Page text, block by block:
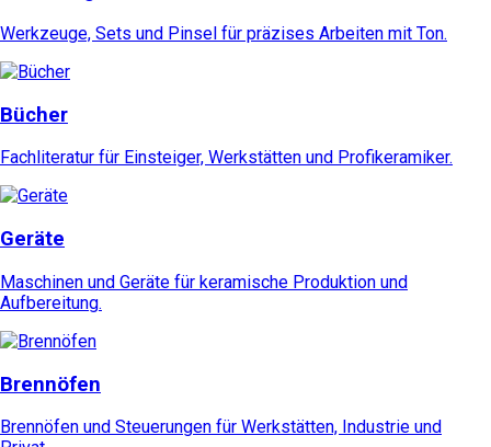
Werkzeuge, Sets und Pinsel für präzises Arbeiten mit Ton.
Bücher
Fachliteratur für Einsteiger, Werkstätten und Profikeramiker.
Geräte
Maschinen und Geräte für keramische Produktion und
Aufbereitung.
Brennöfen
Brennöfen und Steuerungen für Werkstätten, Industrie und